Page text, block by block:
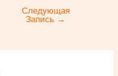
Следующая
Запись →